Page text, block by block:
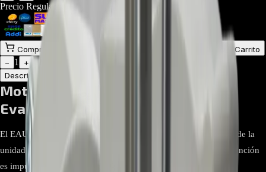
Precio Regular:
Comprar en línea
Añadir al Carrito
−
1
+
Descripción
Motor EAU62064602 Para
Evaporadora LG
El EAU62064602 es el motor del ventilador (indoor fan motor) de la
unidad evaporadora en aires acondicionados LG tipo split. Su función
es impulsar el flujo de aire a través del serpentín para lograr un